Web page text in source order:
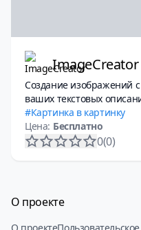
ImageCreator
Создание изображений
ваших текстовых
Картинка в картинку
Цена: Бесплатно
0(0)
О проекте